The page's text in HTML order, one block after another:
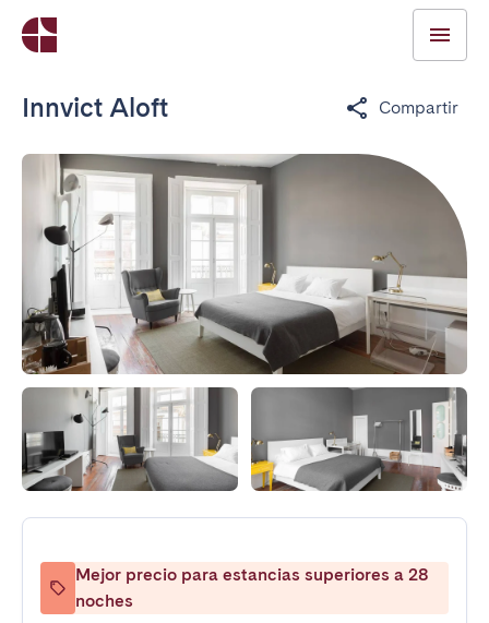
Innvict Aloft Compartir
Mejor precio para estancias superiores a 28
noches